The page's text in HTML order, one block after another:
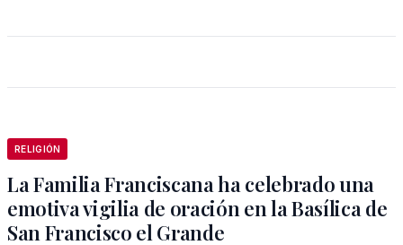
RELIGIÓN
La Familia Franciscana ha celebrado una
emotiva vigilia de oración en la Basílica de
San Francisco el Grande